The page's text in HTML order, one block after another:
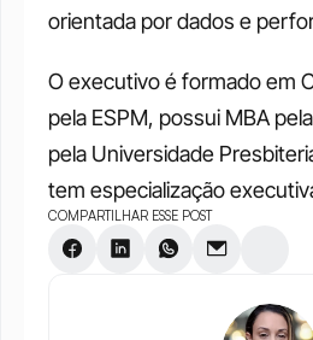
orientada por dados e
O executivo é formado em
pela ESPM, possui MBA
pela Universidade
tem especialização
COMPARTILHAR ESSE POST